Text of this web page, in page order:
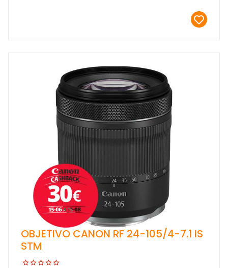
OBJETIVO CANON RF 24-105/4-7.1 IS
STM